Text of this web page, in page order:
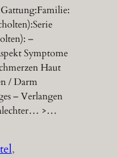
–
Symptome
Haut
/ Darm
– Verlangen
>…